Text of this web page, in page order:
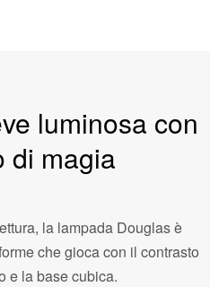
luminosa con
di magia
la lampada Douglas è
che gioca con il contrasto
e la base cubica.